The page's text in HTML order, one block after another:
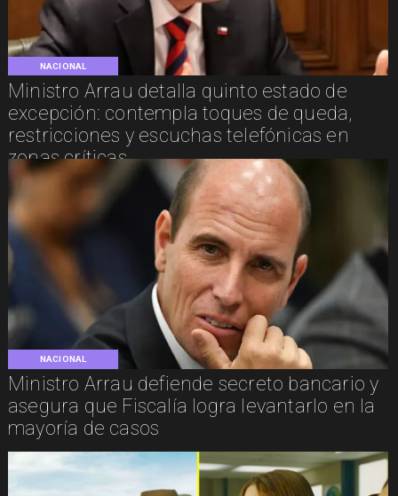
NACIONAL
Ministro Arrau detalla quinto estado de
excepción: contempla toques de queda,
restricciones y escuchas telefónicas en
zonas críticas
NACIONAL
Ministro Arrau defiende secreto bancario y
asegura que Fiscalía logra levantarlo en la
mayoría de casos